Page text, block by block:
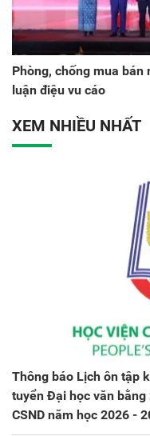
Phòng, chống mua
luận điệu vu cáo
XEM NHIỀU NHẤT
Thông báo Lịch ôn tập
tuyển Đại học văn
CSND năm học 2026 -